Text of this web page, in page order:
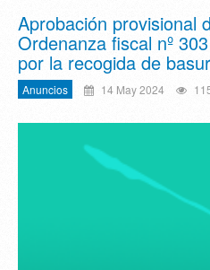
Aprobación provisional
Ordenanza fiscal nº
por la recogida de
Anuncios 14 May 2024